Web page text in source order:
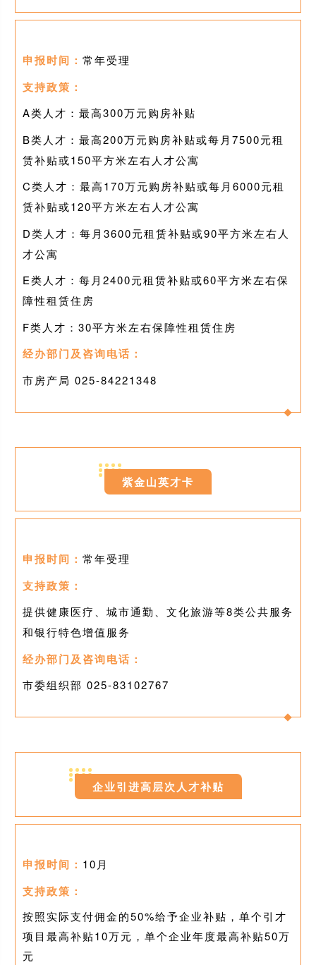
申报时间： 常年受理
支持政策：
A类人才：最高300万元购房补贴
B类人才：最高200万元购房补贴或每月7500元租
赁补贴或150平方米左右人才公寓
C类人才：最高170万元购房补贴或每月6000元租
赁补贴或120平方米左右人才公寓
D类人才：每月3600元租赁补贴或90平方米左右人
才公寓
E类人才：每月2400元租赁补贴或60平方米左右保
障性租赁住房
F类人才：30平方米左右保障性租赁住房
经办部门及咨询电话：
市房产局 025-84221348
紫金山英才卡
申报时间： 常年受理
支持政策：
提供健康医疗、城市通勤、文化旅游等8类公共服务
和银行特色增值服务
经办部门及咨询电话：
市委组织部 025-83102767
企业引进高层次人才补贴
申报时间： 10月
支持政策：
按照实际支付佣金的50%给予企业补贴，单个引才
项目最高补贴10万元，单个企业年度最高补贴50万
元